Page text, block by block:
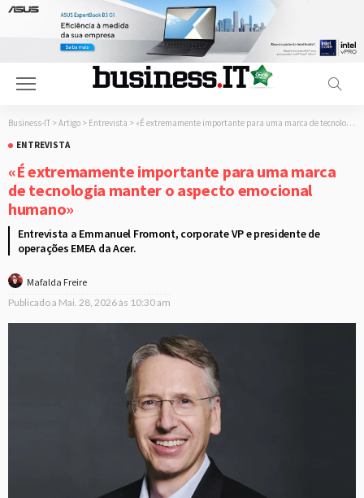
Business-IT > Artigo > Entrevista > «É extremamente importante para uma marca de tecnologia manter o aspecto emocional humano»
ENTREVISTA
«É extremamente importante para uma marca
de tecnologia manter o aspecto emocional
humano»
Entrevista a Emmanuel Fromont, corporate VP e presidente de
operações EMEA da Acer.
Mafalda Freire
Publicado a Mai. 28, 2026 às 10:30 am